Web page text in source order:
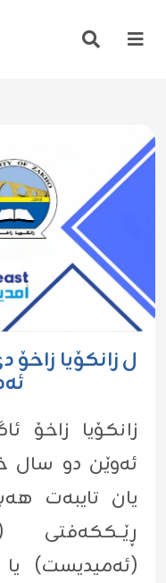
ل زانکۆیا زاخۆ
زانکۆیا زاخۆ
ئەوێن دو
یان تایبەت
(ئەمیدیست)